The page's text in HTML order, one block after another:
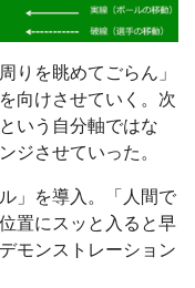
りを眺めてごらん」
向けさせていく。次
いう自分軸ではな
ジさせていった。
」を導入。「人間で
置にスッと入ると早
モンストレーション